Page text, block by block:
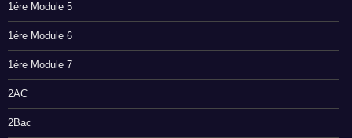
1ére Module 5
1ére Module 6
1ére Module 7
2AC
2Bac